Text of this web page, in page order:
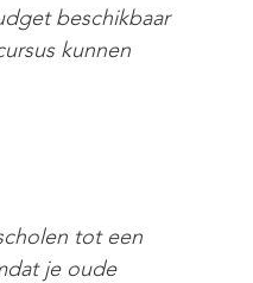
beschikbaar
kunnen
tot een
je oude